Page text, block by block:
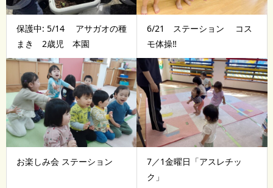
保護中: 5/14 アサガオの種
まき 2歳児 本園
6/21 ステーション コス
モ体操‼️
お楽しみ会 ステーション
7／1金曜日「アスレチッ
ク」